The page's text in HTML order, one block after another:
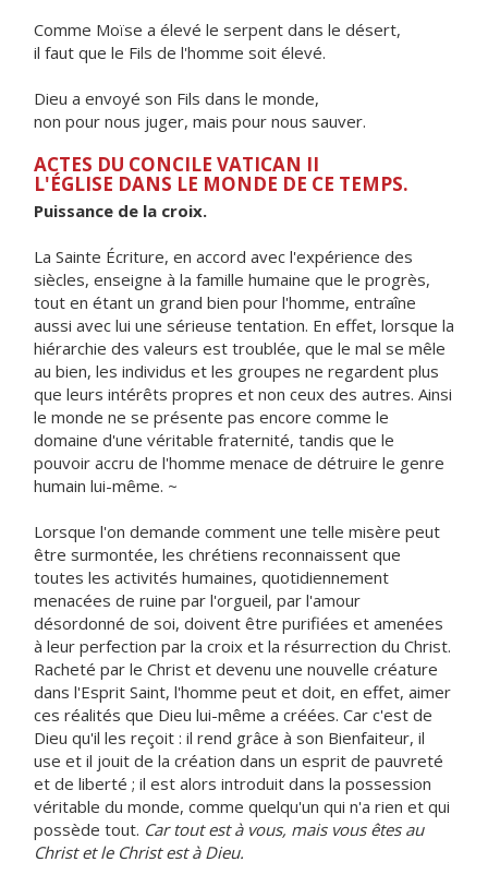
Comme Moïse a élevé le serpent dans le désert,
il faut que le Fils de l'homme soit élevé.
Dieu a envoyé son Fils dans le monde,
non pour nous juger, mais pour nous sauver.
ACTES DU CONCILE VATICAN II
L'ÉGLISE DANS LE MONDE DE CE TEMPS.
Puissance de la croix.
La Sainte Écriture, en accord avec l'expérience des
siècles, enseigne à la famille humaine que le progrès,
tout en étant un grand bien pour l'homme, entraîne
aussi avec lui une sérieuse tentation. En effet, lorsque la
hiérarchie des valeurs est troublée, que le mal se mêle
au bien, les individus et les groupes ne regardent plus
que leurs intérêts propres et non ceux des autres. Ainsi
le monde ne se présente pas encore comme le
domaine d'une véritable fraternité, tandis que le
pouvoir accru de l'homme menace de détruire le genre
humain lui-même. ~
Lorsque l'on demande comment une telle misère peut
être surmontée, les chrétiens reconnaissent que
toutes les activités humaines, quotidiennement
menacées de ruine par l'orgueil, par l'amour
désordonné de soi, doivent être purifiées et amenées
à leur perfection par la croix et la résurrection du Christ.
Racheté par le Christ et devenu une nouvelle créature
dans l'Esprit Saint, l'homme peut et doit, en effet, aimer
ces réalités que Dieu lui-même a créées. Car c'est de
Dieu qu'il les reçoit : il rend grâce à son Bienfaiteur, il
use et il jouit de la création dans un esprit de pauvreté
et de liberté ; il est alors introduit dans la possession
véritable du monde, comme quelqu'un qui n'a rien et qui
possède tout. Car tout est à vous, mais vous êtes au
Christ et le Christ est à Dieu.